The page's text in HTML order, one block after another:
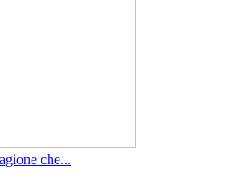
che...